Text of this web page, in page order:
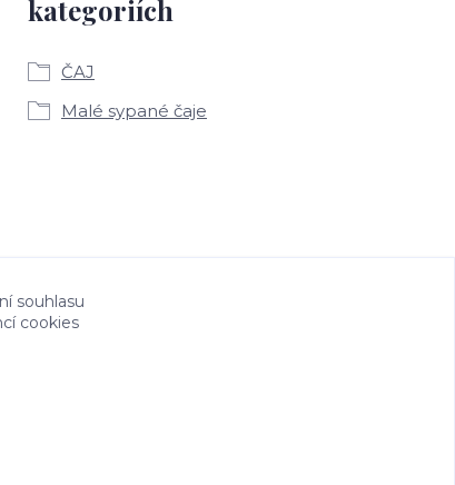
kategoriích
ČAJ
Malé sypané čaje
souhlasu
cookies